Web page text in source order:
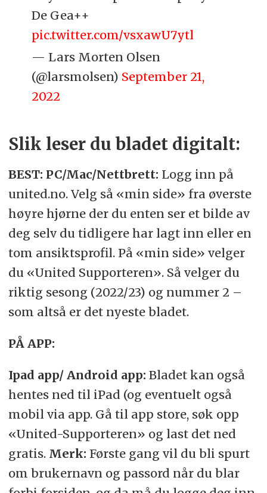
De Gea++
pic.twitter.com/vsxawU7ytl
— Lars Morten Olsen
(@larsmolsen) September 21,
2022
Slik leser du bladet digitalt:
BEST: PC/Mac/Nettbrett: Logg inn på
united.no. Velg så «min side» fra øverste
høyre hjørne der du enten ser et bilde av
deg selv du tidligere har lagt inn eller en
tom ansiktsprofil. På «min side» velger
du «United Supporteren». Så velger du
riktig sesong (2022/23) og nummer 2 –
som altså er det nyeste bladet.
PÅ APP:
Ipad app/ Android app: Bladet kan også
hentes ned til iPad (og eventuelt også
mobil via app. Gå til app store, søk opp
«United-Supporteren» og last det ned
gratis. Merk: Første gang vil du bli spurt
om brukernavn og passord når du blar